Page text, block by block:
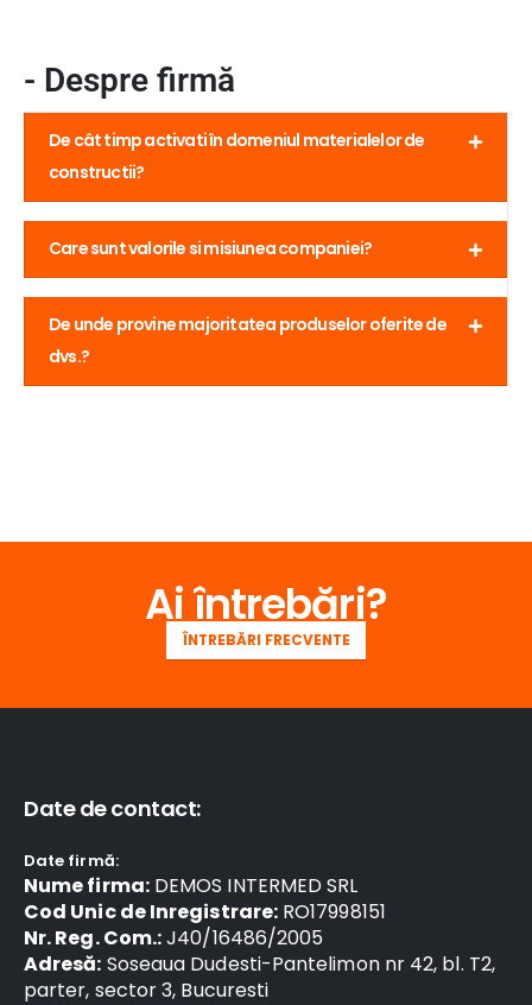
- Despre firmă
De cât timp activati în domeniul materialelor de
constructii?
Care sunt valorile si misiunea companiei?
De unde provine majoritatea produselor oferite de
dvs.?
Ai întrebări?
ÎNTREBĂRI FRECVENTE
Date de contact:
Date firmă:
Nume firma:DEMOS INTERMED SRL
Cod Unic de Inregistrare: RO17998151
Nr. Reg. Com.:J40/16486/2005
Adresă: Soseaua Dudesti-Pantelimon nr 42, bl. T2,
parter, sector 3, Bucuresti